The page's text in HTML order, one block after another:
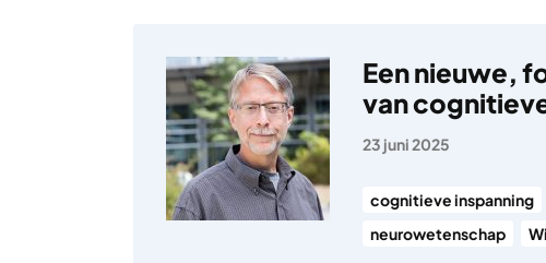
Een nieuwe,
van
23 juni 2025
cognitieve inspanning
neurowetenschap